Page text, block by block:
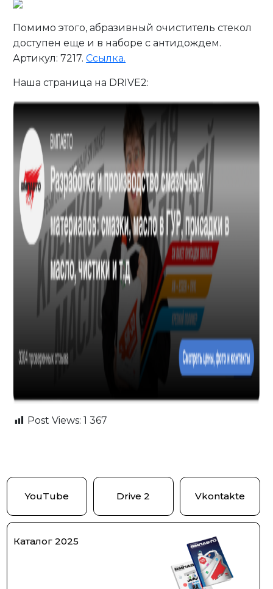
Помимо этого, абразивный очиститель стекол
доступен еще и в наборе с антидождем.
Артикул: 7217.Ссылка.
Наша страница на DRIVE2:
Post Views: 1 367
YouTube Drive 2 Vkontakte
Каталог 2025